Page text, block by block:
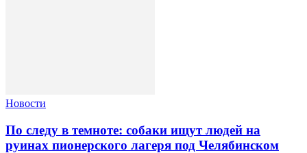
Новости
По следу в темноте: собаки ищут людей на
руинах пионерского лагеря под Челябинском